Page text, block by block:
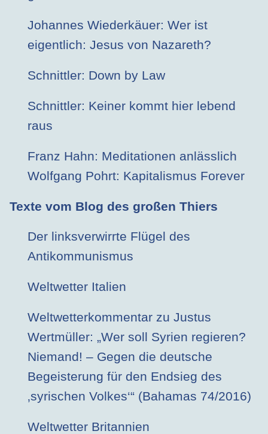
Johannes Wiederkäuer: Wer ist
eigentlich: Jesus von Nazareth?
Schnittler: Down by Law
Schnittler: Keiner kommt hier lebend
raus
Franz Hahn: Meditationen anlässlich
Wolfgang Pohrt: Kapitalismus Forever
Texte vom Blog des großen Thiers
Der linksverwirrte Flügel des
Antikommunismus
Weltwetter Italien
Weltwetterkommentar zu Justus
Wertmüller: „Wer soll Syrien regieren?
Niemand! – Gegen die deutsche
Begeisterung für den Endsieg des
‚syrischen Volkes‘“ (Bahamas 74/2016)
Weltwetter Britannien